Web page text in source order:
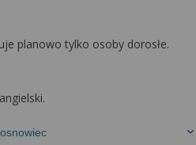
planowo tylko osoby dorosłe.
angielski.